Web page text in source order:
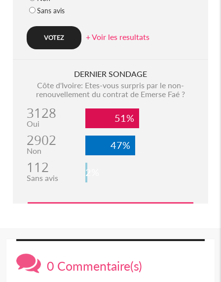
Sans avis
+ Voir les resultats
DERNIER SONDAGE
Côte d'Ivoire: Etes-vous surpris par le non-
renouvellement du contrat de Emerse Faé ?
3128
Oui 51%
2902
Non 47%
112
Sans avis 2%
0 Commentaire(s)